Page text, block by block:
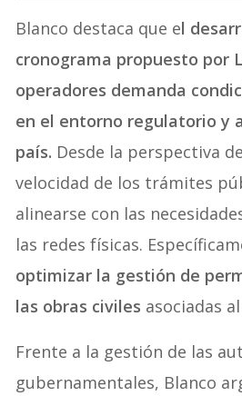
Blanco destaca que el
cronograma propuesto por
operadores demanda
en el entorno regulatorio y
país. Desde la perspectiva
velocidad de los trámites
alinearse con las
las redes físicas.
optimizar la gestión de
las obras civiles asociadas
Frente a la gestión de las
gubernamentales, Blanco